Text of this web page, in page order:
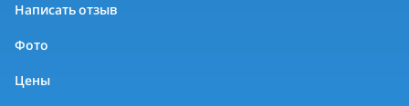
Написать отзыв
Фото
Цены